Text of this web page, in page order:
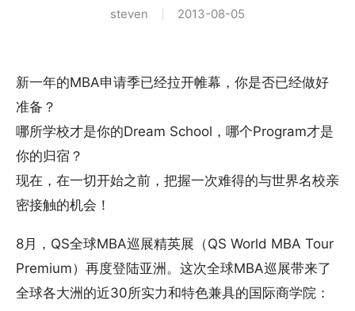
steven 2013-08-05
新一年的MBA申请季已经拉开帷幕，你是否已经做好
准备？
哪所学校才是你的Dream School，哪个Program才是
你的归宿？
现在，在一切开始之前，把握一次难得的与世界名校亲
密接触的机会！
8月，QS全球MBA巡展精英展（QS World MBA Tour
Premium）再度登陆亚洲。这次全球MBA巡展带来了
全球各大洲的近30所实力和特色兼具的国际商学院：